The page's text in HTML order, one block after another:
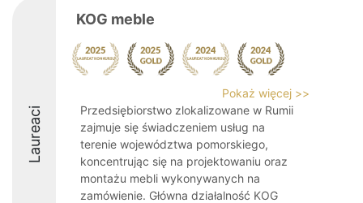
Laureaci
KOG meble
Pokaż więcej >>
Przedsiębiorstwo zlokalizowane w Rumii
zajmuje się świadczeniem usług na
terenie województwa pomorskiego,
koncentrując się na projektowaniu oraz
montażu mebli wykonywanych na
zamówienie. Główna działalność KOG